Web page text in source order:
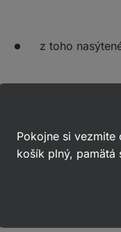
z toho
Pokojne si
košík plný, pamätá